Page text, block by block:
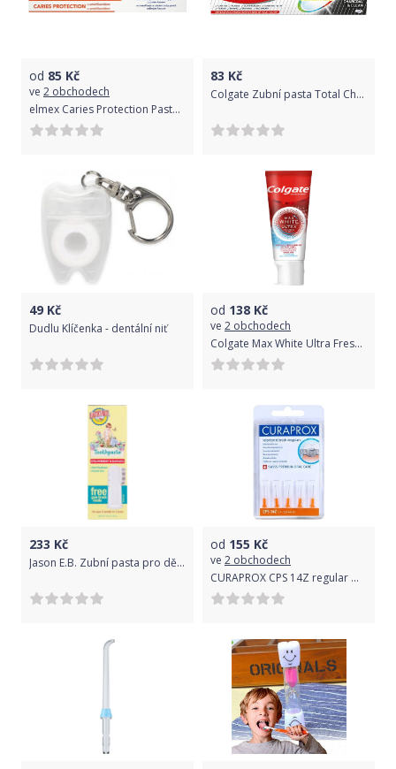
od 85 Kč
ve 2 obchodech
elmex Caries Protection Pasta s aminfluoridem 75 ml
83 Kč
Colgate Zubní pasta Total Charcoal 75 ml
49 Kč
Dudlu Klíčenka - dentální niť
od 138 Kč
ve 2 obchodech
Colgate Max White Ultra Fresh Pearls bělicí zubní pasta 50 ml
233 Kč
Jason E.B. Zubní pasta pro děti od 6 měsíců se zubním kartáčkem 45 g
od 155 Kč
ve 2 obchodech
CURAPROX CPS 14Z regular mezizub.kart. 5ks blister